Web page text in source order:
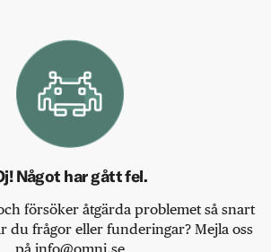
Något har gått fel.
försöker åtgärda problemet så snart
du frågor eller funderingar? Mejla oss